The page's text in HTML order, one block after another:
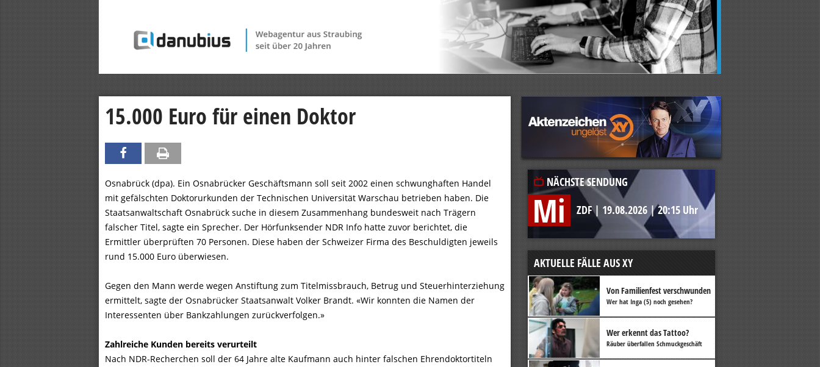
15.000 Euro für einen Doktor
Osnabrück (dpa). Ein Osnabrücker Geschäftsmann soll seit 2002 einen schwunghaften Handel
mit gefälschten Doktorurkunden der Technischen Universität Warschau betrieben haben. Die
Staatsanwaltschaft Osnabrück suche in diesem Zusammenhang bundesweit nach Trägern
falscher Titel, sagte ein Sprecher. Der Hörfunksender NDR Info hatte zuvor berichtet, die
Ermittler überprüften 70 Personen. Diese haben der Schweizer Firma des Beschuldigten jeweils
rund 15.000 Euro überwiesen.
Gegen den Mann werde wegen Anstiftung zum Titelmissbrauch, Betrug und Steuerhinterziehung
ermittelt, sagte der Osnabrücker Staatsanwalt Volker Brandt. «Wir konnten die Namen der
Interessenten über Bankzahlungen zurückverfolgen.»
Zahlreiche Kunden bereits verurteilt
Nach NDR-Recherchen soll der 64 Jahre alte Kaufmann auch hinter falschen Ehrendoktortiteln
NÄCHSTE SENDUNG
Mi ZDF| 19.08.2026 |20:15 Uhr
AKTUELLE FÄLLE AUS XY
Von Familienfest verschwunden
Wer hat Inga (5) noch gesehen?
Wer erkennt das Tattoo?
Räuber überfallen Schmuckgeschäft